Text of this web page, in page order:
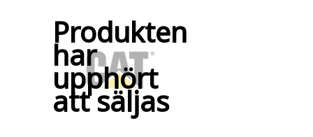
Produkten
har
upphört
att säljas